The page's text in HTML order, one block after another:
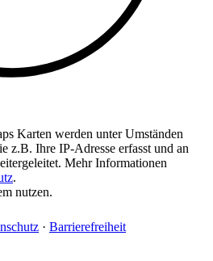
Karten werden unter Umständen
z.B. Ihre IP-Adresse erfasst und an
Mehr Informationen
.
nutzen.
· Barrierefreiheit